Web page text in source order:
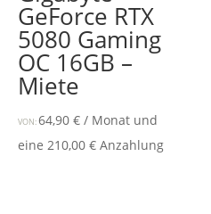
GeForce RTX
5080 Gaming
OC 16GB –
Miete
VON:64,90€ / Monat und
eine210,00€ Anzahlung